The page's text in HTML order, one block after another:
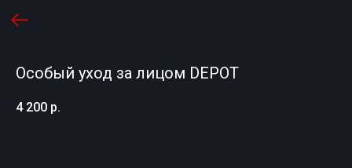
Особый уход за лицом DEPOT
4 200 р.